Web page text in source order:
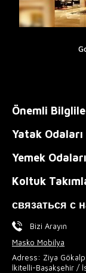
Önemli
Yatak Odaları
Yemek Odaları
Koltuk
связаться с
Bizi Arayın
Masko Mobilya
Adress: Ziya
İkitelli-Başakşehir /